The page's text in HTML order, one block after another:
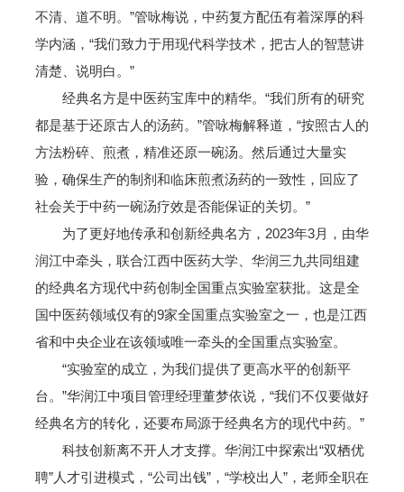
不清、道不明。”管咏梅说，中药复方配伍有着深厚的科
学内涵，“我们致力于用现代科学技术，把古人的智慧讲
清楚、说明白。”
经典名方是中医药宝库中的精华。“我们所有的研究
都是基于还原古人的汤药。”管咏梅解释道，“按照古人的
方法粉碎、煎煮，精准还原一碗汤。然后通过大量实
验，确保生产的制剂和临床煎煮汤药的一致性，回应了
社会关于中药一碗汤疗效是否能保证的关切。”
为了更好地传承和创新经典名方，2023年3月，由华
润江中牵头，联合江西中医药大学、华润三九共同组建
的经典名方现代中药创制全国重点实验室获批。这是全
国中医药领域仅有的9家全国重点实验室之一，也是江西
省和中央企业在该领域唯一牵头的全国重点实验室。
“实验室的成立，为我们提供了更高水平的创新平
台。”华润江中项目管理经理董梦依说，“我们不仅要做好
经典名方的转化，还要布局源于经典名方的现代中药。”
科技创新离不开人才支撑。华润江中探索出“双栖优
聘”人才引进模式，“公司出钱”，“学校出人”，老师全职在